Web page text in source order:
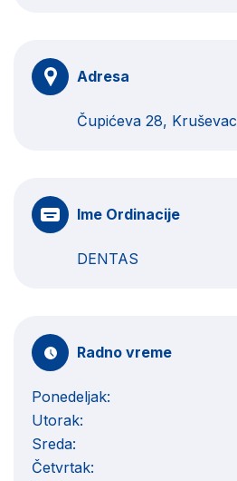
Adresa
Čupićeva 28, Kruševac
Ime Ordinacije
DENTAS
Radno vreme
Ponedeljak:
Utorak:
Sreda:
Četvrtak: